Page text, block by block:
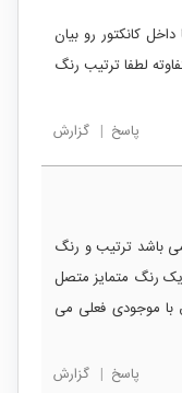
کانکتور رو بیان
لطفا ترتیب رنگ
پاسخ | گزارش
باشد ترتیب و رنگ
رنگ متمایز متصل
موجودی فعلی می
پاسخ | گزارش